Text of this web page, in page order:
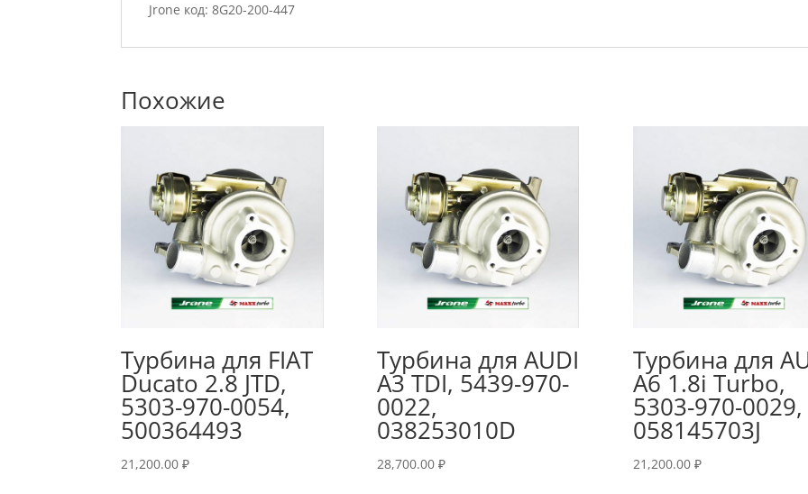
Jrone код: 8G20-200-447
Похожие
Турбина для FIAT
Ducato 2.8 JTD,
5303-970-0054,
500364493
21,200.00₽
Турбина для AUDI
A3 TDI, 5439-970-
0022,
038253010D
28,700.00 ₽
Турбина для
A6 1.8i Turbo,
5303-970-0029,
058145703J
21,200.00 ₽